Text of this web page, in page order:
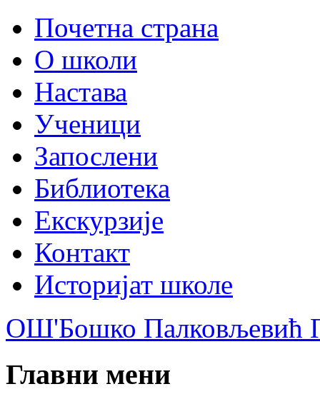
Почетна страна
О школи
Настава
Ученици
Запослени
Библиотека
Екскурзије
Контакт
Историјат школе
ОШ'Бошко Палковљевић
Главни мени